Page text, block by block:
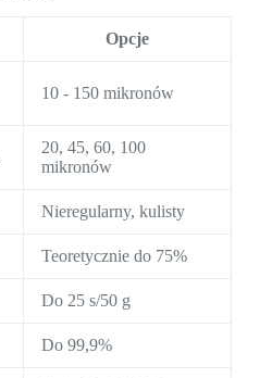
Opcje
10 - 150 mikronów
20, 45, 60, 100
mikronów
Nieregularny, kulisty
Teoretycznie do 75%
Do 25 s/50 g
Do 99,9%